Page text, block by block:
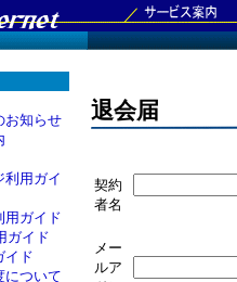
お知らせ
利用ガイ
用ガイド
ガイド
イド
について
退会届
契約
者名
メー
ルア